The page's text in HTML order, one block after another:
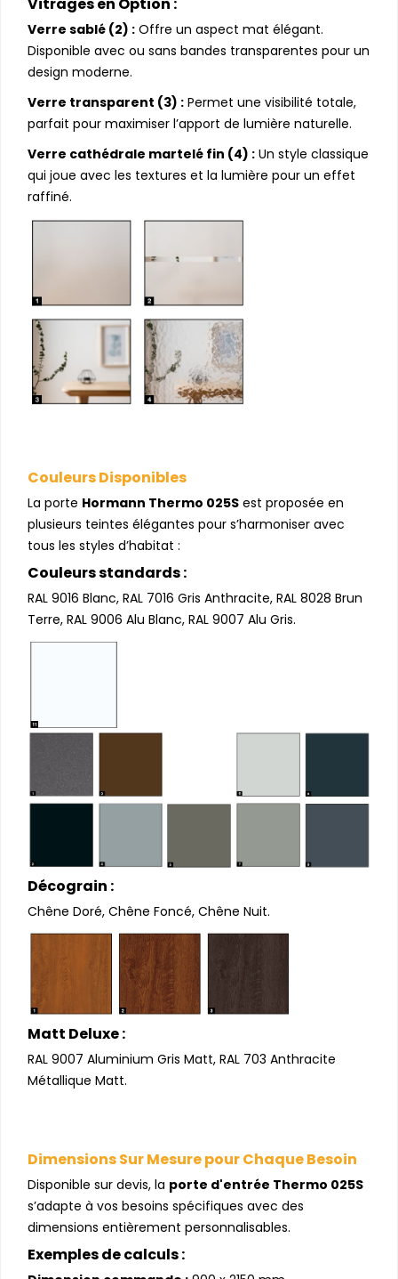
Verre sablé (2) : Offre un aspect mat élégant.
Disponible avec ou sans bandes transparentes pour un
design moderne.
Verre transparent (3) : Permet une visibilité totale,
parfait pour maximiser l’apport de lumière naturelle.
Verre cathédrale martelé fin (4) : Un style classique
qui joue avec les textures et la lumière pour un effet
raffiné.
Couleurs Disponibles
La porte Hormann Thermo 025S est proposée en
plusieurs teintes élégantes pour s’harmoniser avec
tous les styles d’habitat :
Couleurs standards :
RAL 9016 Blanc, RAL 7016 Gris Anthracite, RAL 8028 Brun
Terre, RAL 9006 Alu Blanc, RAL 9007 Alu Gris.
Décograin :
Chêne Doré, Chêne Foncé, Chêne Nuit.
Matt Deluxe :
RAL 9007 Aluminium Gris Matt, RAL 703 Anthracite
Métallique Matt.
Dimensions Sur Mesure pour Chaque Besoin
Disponible sur devis, la porte d'entrée Thermo 025S
s’adapte à vos besoins spécifiques avec des
dimensions entièrement personnalisables.
Exemples de calculs :